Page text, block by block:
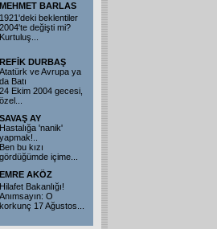
MEHMET BARLAS
1921'deki beklentiler
2004'te değişti mi?
Kurtuluş
REFİK DURBAŞ
Atatürk ve Avrupa ya
da Batı
24 Ekim 2004 gecesi,
özel
SAVAŞ AY
Hastalığa 'nanik'
yapmak!..
Ben bu kızı
gördüğümde içime
EMRE AKÖZ
Hilafet Bakanlığı!
Anımsayın: O
korkunç 17 Ağustos